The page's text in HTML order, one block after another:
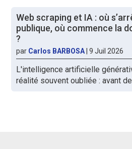
Web scraping et IA : où
publique, où commence la
?
par Carlos BARBOSA |9 Juil 2026
L'intelligence artificielle
réalité souvent oubliée : avant